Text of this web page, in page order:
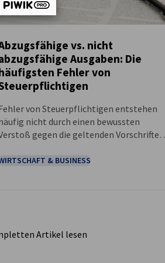
NEUIGKEITEN
vs. nicht
Ausgaben: Die
Fehler von
von Steuerpflichtigen entstehen
nicht durch einen bewussten
gegen die geltenden Vorschriften,
oder eine unzureichende
& BUSINESS
Artikel lesen